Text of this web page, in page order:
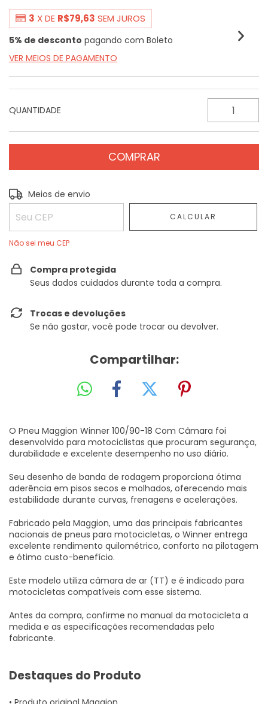
3 X DE R$79,63 SEM JUROS
5% de desconto pagando com Boleto
VER MEIOS DE PAGAMENTO
QUANTIDADE
Entregas para o CEP:
Meios de envio
CALCULAR
Não sei meu CEP
Compra protegida
Seus dados cuidados durante toda a compra.
Trocas e devoluções
Se não gostar, você pode trocar ou devolver.
Compartilhar:
O Pneu Maggion Winner 100/90-18 Com Câmara foi
desenvolvido para motociclistas que procuram segurança,
durabilidade e excelente desempenho no uso diário.
Seu desenho de banda de rodagem proporciona ótima
aderência em pisos secos e molhados, oferecendo mais
estabilidade durante curvas, frenagens e acelerações.
Fabricado pela Maggion, uma das principais fabricantes
nacionais de pneus para motocicletas, o Winner entrega
excelente rendimento quilométrico, conforto na pilotagem
e ótimo custo-benefício.
Este modelo utiliza câmara de ar (TT) e é indicado para
motocicletas compatíveis com esse sistema.
Antes da compra, confirme no manual da motocicleta a
medida e as especificações recomendadas pelo
fabricante.
Destaques do Produto